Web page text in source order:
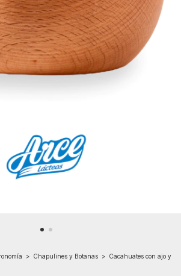
> Chapulines y Botanas > Cacahuates con ajo y